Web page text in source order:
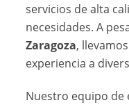
servicios de alta
necesidades. A
Zaragoza,
experiencia a
Nuestro equipo de